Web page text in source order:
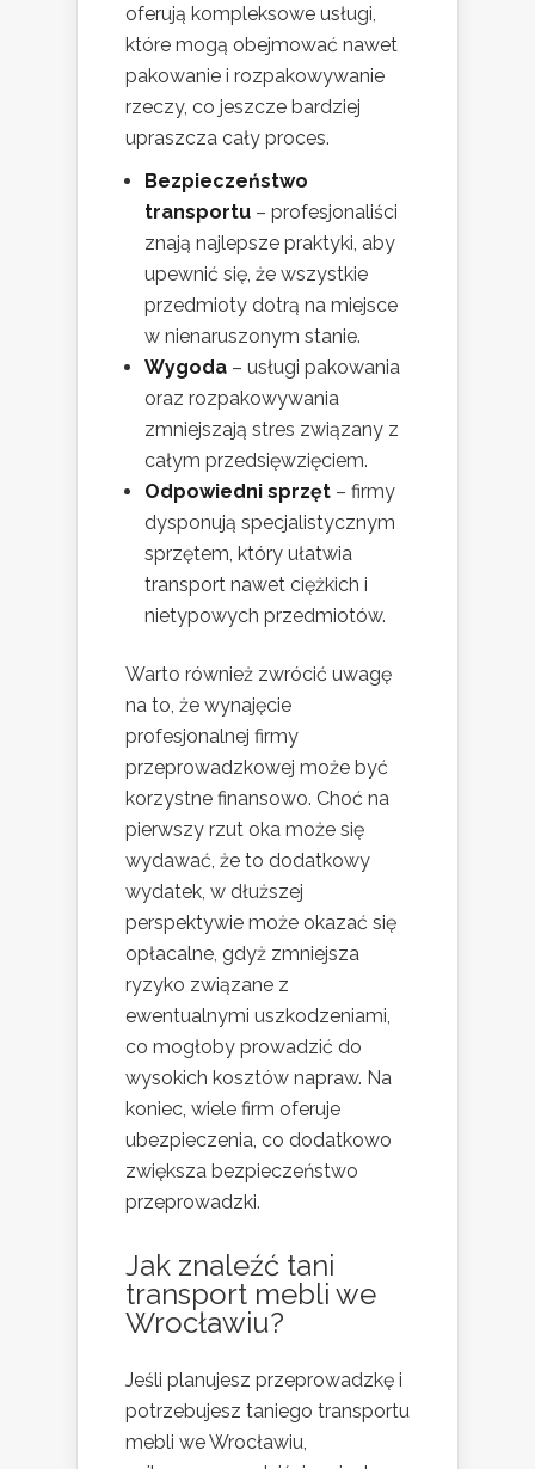
oferują kompleksowe usługi,
które mogą obejmować nawet
pakowanie i rozpakowywanie
rzeczy, co jeszcze bardziej
upraszcza cały proces.
Bezpieczeństwo
transportu – profesjonaliści
znają najlepsze praktyki, aby
upewnić się, że wszystkie
przedmioty dotrą na miejsce
w nienaruszonym stanie.
Wygoda – usługi pakowania
oraz rozpakowywania
zmniejszają stres związany z
całym przedsięwzięciem.
Odpowiedni sprzęt – firmy
dysponują specjalistycznym
sprzętem, który ułatwia
transport nawet ciężkich i
nietypowych przedmiotów.
Warto również zwrócić uwagę
na to, że wynajęcie
profesjonalnej firmy
przeprowadzkowej może być
korzystne finansowo. Choć na
pierwszy rzut oka może się
wydawać, że to dodatkowy
wydatek, w dłuższej
perspektywie może okazać się
opłacalne, gdyż zmniejsza
ryzyko związane z
ewentualnymi uszkodzeniami,
co mogłoby prowadzić do
wysokich kosztów napraw. Na
koniec, wiele firm oferuje
ubezpieczenia, co dodatkowo
zwiększa bezpieczeństwo
przeprowadzki.
Jak znaleźć tani
transport mebli we
Wrocławiu?
Jeśli planujesz przeprowadzkę i
potrzebujesz taniego transportu
mebli we Wrocławiu,